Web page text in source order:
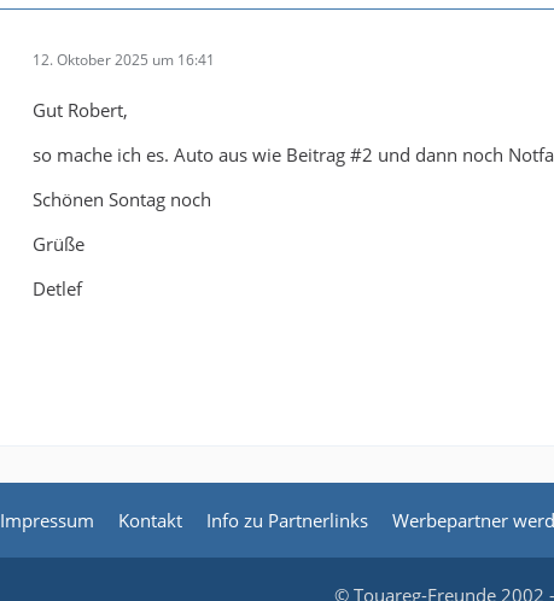
12. Oktober 2025 um 16:41
Gut Robert,
so mache ich es. Auto aus wie Beitrag #2 und dann noch
Schönen Sontag noch
Grüße
Detlef
Impressum Kontakt Info zu Partnerlinks Werbepartner
© Touareg-Freunde 2002